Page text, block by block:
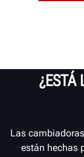
¿ESTÁ
Las
están hechas